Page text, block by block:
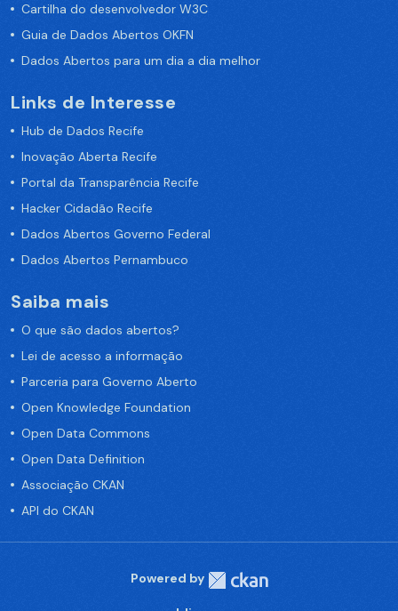
Cartilha do desenvolvedor W3C
Guia de Dados Abertos OKFN
Dados Abertos para um dia a dia melhor
Links de Interesse
Hub de Dados Recife
Inovação Aberta Recife
Portal da Transparência Recife
Hacker Cidadão Recife
Dados Abertos Governo Federal
Dados Abertos Pernambuco
Saiba mais
O que são dados abertos?
Lei de acesso a informação
Parceria para Governo Aberto
Open Knowledge Foundation
Open Data Commons
Open Data Definition
Associação CKAN
API do CKAN
Powered by